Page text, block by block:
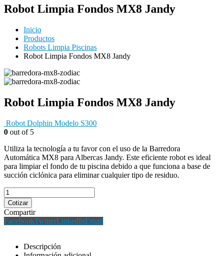
Robot Limpia Fondos MX8 Jandy
Inicio
Productos
Robots Limpia Piscinas
Robot Limpia Fondos MX8 Jandy
Robot Limpia Fondos MX8 Jandy
Robot Dolphin Modelo S300
0 out of 5
Utiliza la tecnología a tu favor con el uso de la Barredora
Automática MX8 para Albercas Jandy. Este eficiente robot es ideal
para limpiar el fondo de tu piscina debido a que funciona a base de
succión ciclónica para eliminar cualquier tipo de residuo.
Cotizar
Compartir
FacebookTwitterLinkedInEmail
Descripción